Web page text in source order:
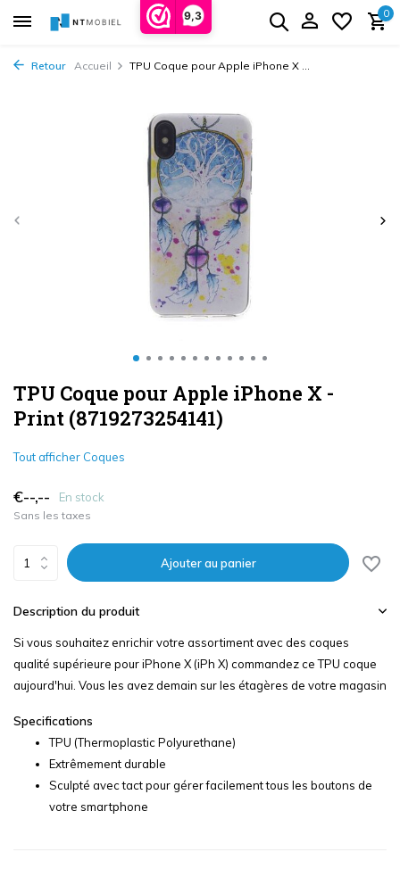
9,3 0
Retour Accueil TPU Coque pour Apple iPhone X ...
TPU Coque pour Apple iPhone X -
Print (8719273254141)
Tout afficher Coques
€--,-- En stock
Sans les taxes
Ajouter au panier
Description du produit
Si vous souhaitez enrichir votre assortiment avec des coques
qualité supérieure pour iPhone X (iPh X) commandez ce TPU coque
aujourd'hui. Vous les avez demain sur les étagères de votre magasin
Specifications
TPU (Thermoplastic Polyurethane)
Extrêmement durable
Sculpté avec tact pour gérer facilement tous les boutons de
votre smartphone